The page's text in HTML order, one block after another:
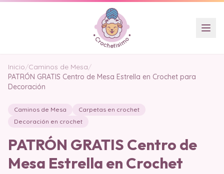
Inicio/Caminos de Mesa/
PATRÓN GRATIS Centro de Mesa Estrella en Crochet para
Decoración
Caminos de Mesa
Carpetas en crochet
Decoración en crochet
PATRÓN GRATIS Centro de
Mesa Estrella en Crochet